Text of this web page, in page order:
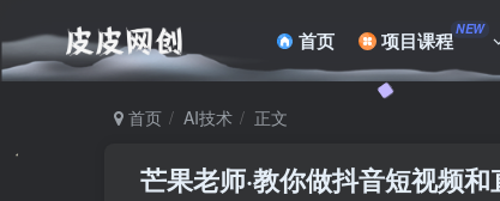
首页 项目课程NEW
首页 AI技术 正文
芒果老师·教你做抖音短视频